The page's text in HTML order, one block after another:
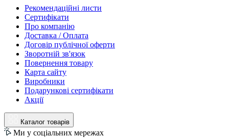
Рекомендаційні листи
Сертифікати
Про компанію
Доставка / Оплата
Договір публічної оферти
Зворотній зв'язок
Повернення товару
Карта сайту
Виробники
Подарункові сертифікати
Акції
Каталог товарів
Ми у соціальних мережах